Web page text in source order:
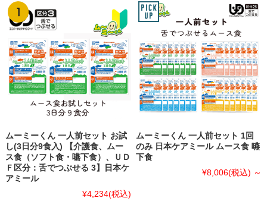
ムーミーくん 一人前セット お試
し(3日分9食入) 【介護食、ムー
ス食（ソフト食・嚥下食）、ＵＤ
Ｆ区分：舌でつぶせる 3】日本ケ
アミール
¥4,234(税込)
ムーミーくん 一人前セット 1回
のみ 日本ケアミール ムース食 嚥
下食
¥8,006(税込) ～